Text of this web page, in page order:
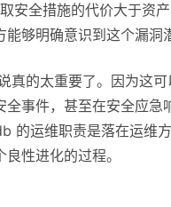
安全措施的代价大于资
够明确意识到这个漏洞
的太重要了。因为这
事件，甚至在安全应
的运维职责是落在运维
性进化的过程。